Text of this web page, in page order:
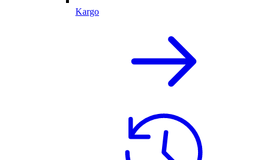
Kargo